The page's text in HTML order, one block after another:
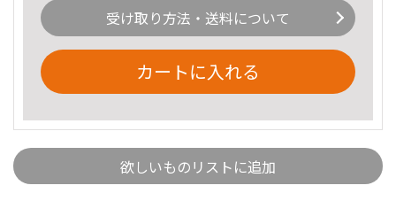
受け取り方法・送料について
カートに入れる
欲しいものリストに追加